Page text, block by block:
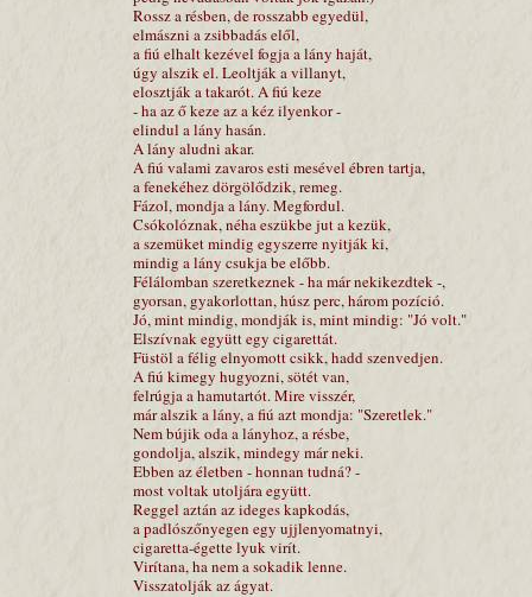
Rossz a résben, de rosszabb egyedül,
elmászni a zsibbadás elől,
a fiú elhalt kezével fogja a lány haját,
úgy alszik el. Leoltják a villanyt,
elosztják a takarót. A fiú keze
- ha az ő keze az a kéz ilyenkor -
elindul a lány hasán.
A lány aludni akar.
A fiú valami zavaros esti mesével ébren tartja,
a fenekéhez dörgölődzik, remeg.
Fázol, mondja a lány. Megfordul.
Csókolóznak, néha eszükbe jut a kezük,
a szemüket mindig egyszerre nyitják ki,
mindig a lány csukja be előbb.
Félálomban szeretkeznek - ha már nekikezdtek -,
gyorsan, gyakorlottan, húsz perc, három pozíció.
Jó, mint mindig, mondják is, mint mindig: "Jó volt."
Elszívnak együtt egy cigarettát.
Füstöl a félig elnyomott csikk, hadd szenvedjen.
A fiú kimegy hugyozni, sötét van,
felrúgja a hamutartót. Mire visszér,
már alszik a lány, a fiú azt mondja: "Szeretlek."
Nem bújik oda a lányhoz, a résbe,
gondolja, alszik, mindegy már neki.
Ebben az életben - honnan tudná? -
most voltak utoljára együtt.
Reggel aztán az ideges kapkodás,
a padlószőnyegen egy ujjlenyomatnyi,
cigaretta-égette lyuk virít.
Virítana, ha nem a sokadik lenne.
Visszatolják az ágyat.